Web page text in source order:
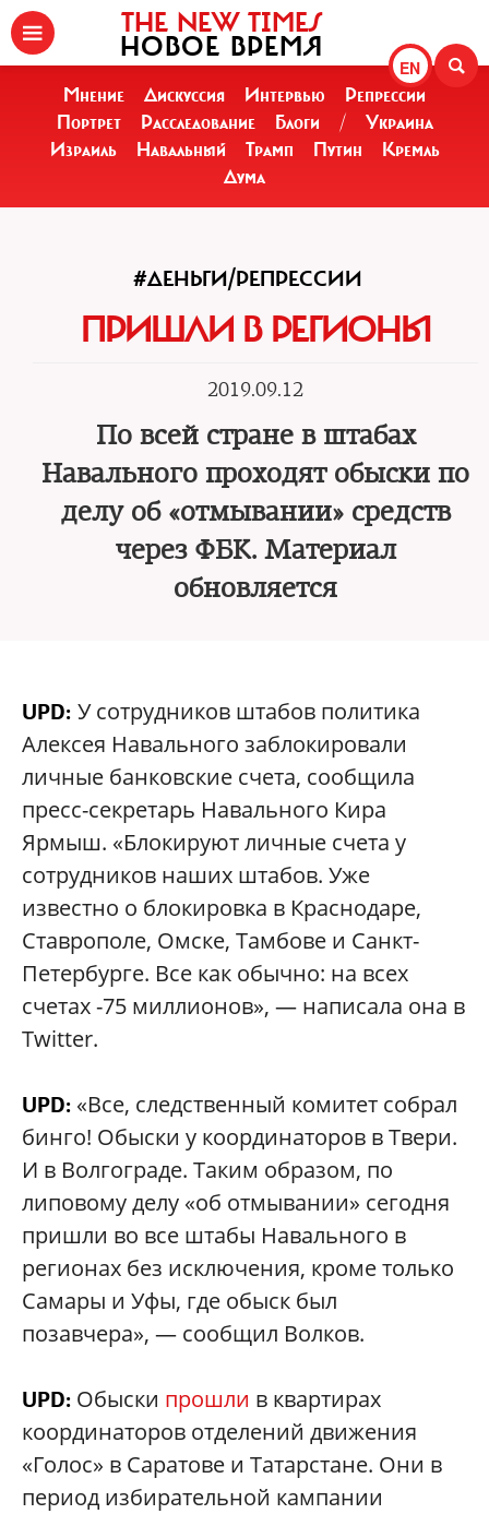
EN
THE NEW TIMES
НОВОЕ ВРЕМЯ
Мнение Дискуссия Интервью
Репрессии
Портрет
Расследование Блоги /
Украина
Израиль
Навальный Трамп Путин
Кремль
Дума
#ДЕНЬГИ/РЕПРЕССИИ
ПРИШЛИ В РЕГИОНЫ
2019.09.12
По всей стране в штабах
Навального проходят обыски по
делу об «отмывании» средств
через ФБК. Материал
обновляется
UPD: У сотрудников штабов политика
Алексея Навального заблокировали
личные банковские счета, сообщила
пресс-секретарь Навального Кира
Ярмыш. «Блокируют личные счета у
сотрудников наших штабов. Уже
известно о блокировка в Краснодаре,
Ставрополе, Омске, Тамбове и Санкт-
Петербурге. Все как обычно: на всех
счетах -75 миллионов», — написала она в
Twitter.
UPD: «Все, следственный комитет собрал
бинго! Обыски у координаторов в Твери.
И в Волгограде. Таким образом, по
липовому делу «об отмывании» сегодня
пришли во все штабы Навального в
регионах без исключения, кроме только
Самары и Уфы, где обыск был
позавчера», — сообщил Волков.
UPD: Обыски прошли в квартирах
координаторов отделений движения
«Голос» в Саратове и Татарстане. Они в
период избирательной кампании